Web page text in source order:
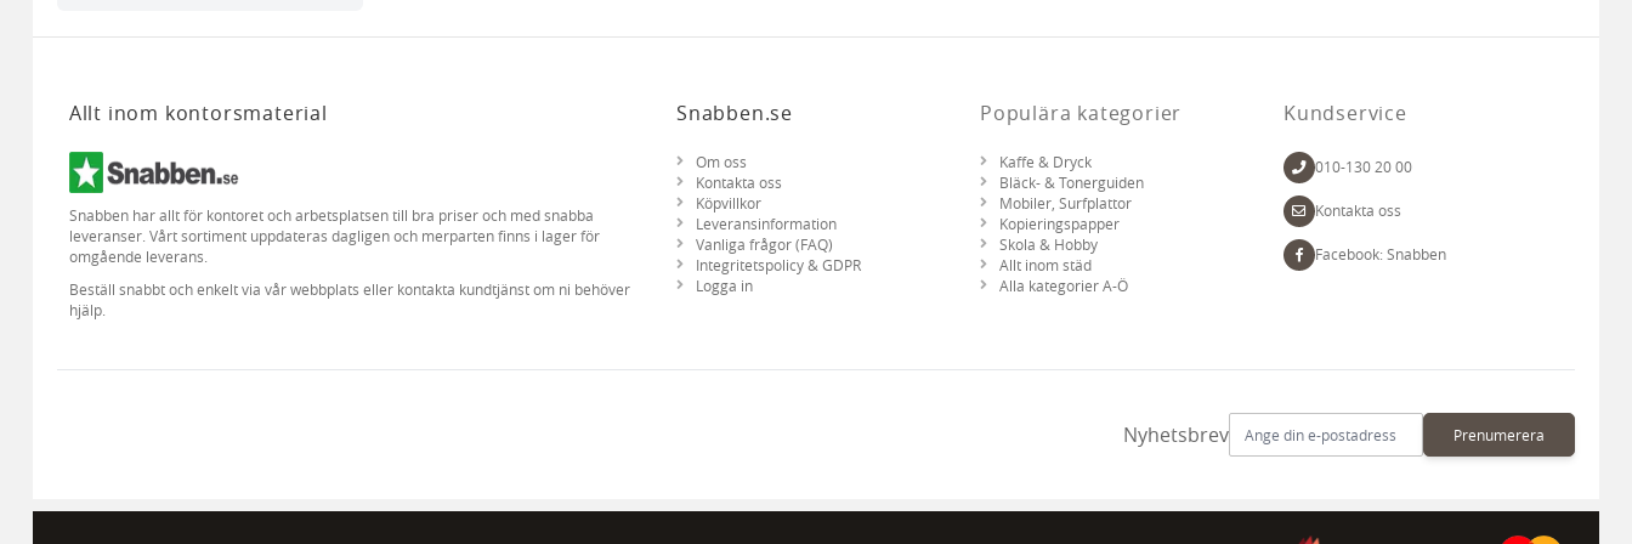
Allt inom kontorsmaterial
Snabben har allt för kontoret och arbetsplatsen till bra priser och med snabba
leveranser. Vårt sortiment uppdateras dagligen och merparten finns i lager för
omgående leverans.
Beställ snabbt och enkelt via vår webbplats eller kontakta kundtjänst om ni behöver
hjälp.
Snabben.se
Om oss
Kontakta oss
Köpvillkor
Leveransinformation
Vanliga frågor (FAQ)
Integritetspolicy & GDPR
Logga in
Populära kategorier
Kaffe & Dryck
Bläck- & Tonerguiden
Mobiler, Surfplattor
Kopieringspapper
Skola & Hobby
Allt inom städ
Alla kategorier A-Ö
Kundservice
010-130 20 00
Kontakta oss
Facebook: Snabben
Nyhetsbrev Prenumerera